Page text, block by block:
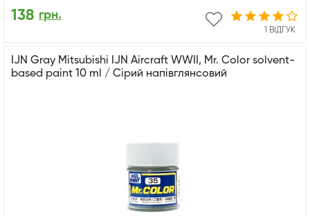
1 ВІДГУК
138 грн.
IJN Gray Mitsubishi IJN Aircraft WWII, Mr. Color solvent-
based paint 10 ml / Сірий напівглянсовий